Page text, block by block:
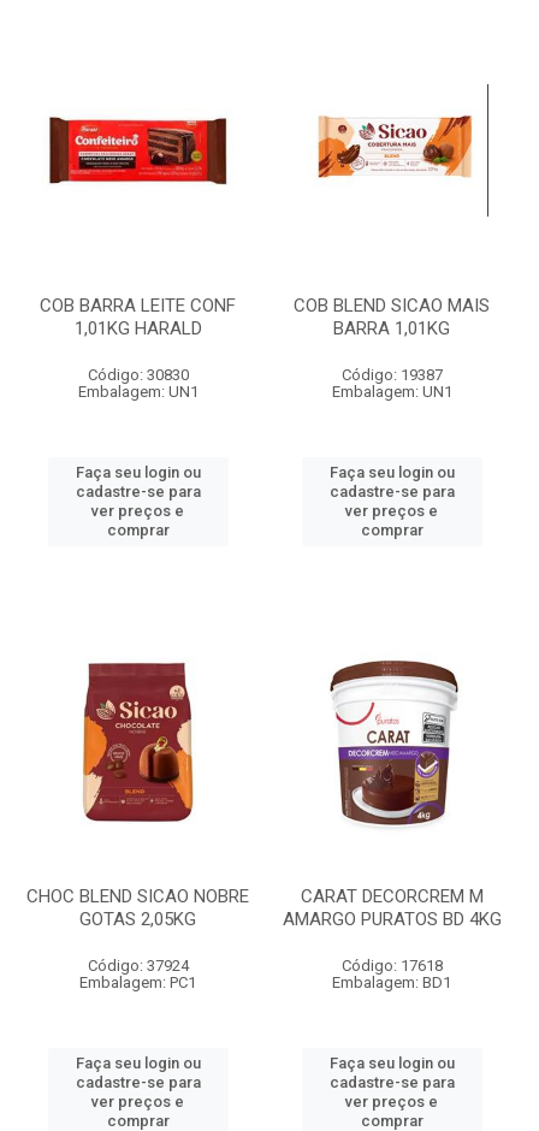
COB BARRA LEITE CONF
1,01KG HARALD
Código: 30830
Embalagem: UN1
Faça seu login ou
cadastre-se para
ver preços e
comprar
COB BLEND SICAO MAIS
BARRA 1,01KG
Código: 19387
Embalagem: UN1
Faça seu login ou
cadastre-se para
ver preços e
comprar
CHOC BLEND SICAO NOBRE
GOTAS 2,05KG
Código: 37924
Embalagem: PC1
Faça seu login ou
cadastre-se para
ver preços e
comprar
CARAT DECORCREM M
AMARGO PURATOS BD 4KG
Código: 17618
Embalagem: BD1
Faça seu login ou
cadastre-se para
ver preços e
comprar